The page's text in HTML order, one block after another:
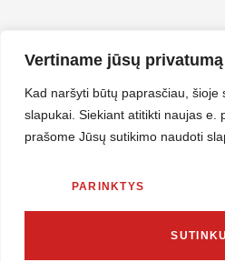
Vertiname jūsų privatumą
Kad naršyti būtų paprasčiau, šioje
slapukai. Siekiant atitikti naujas e.
prašome Jūsų sutikimo naudoti
PARINKTYS
SUTINKU
ES
© 2026 Nirlitalt.lt Visos teisės